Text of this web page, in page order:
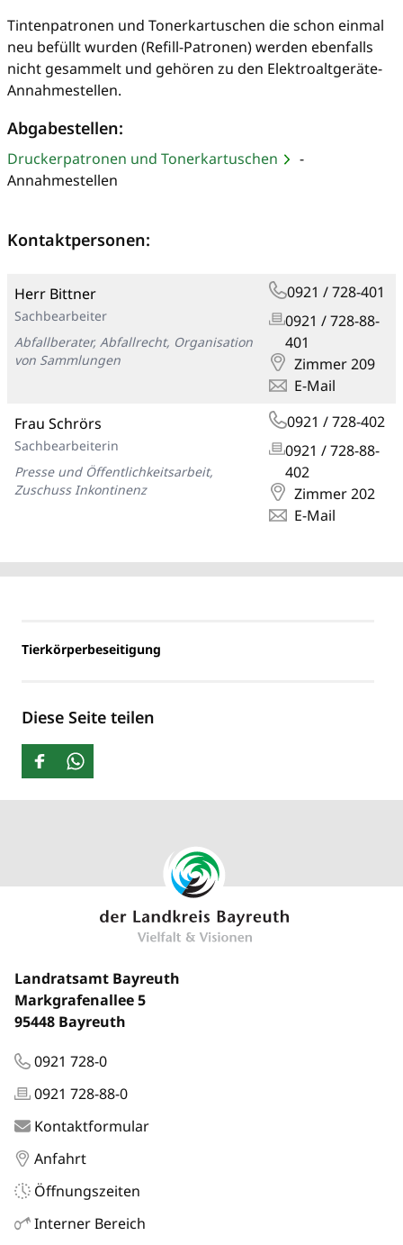
Tintenpatronen und Tonerkartuschen die schon einmal
neu befüllt wurden (Refill-Patronen) werden ebenfalls
nicht gesammelt und gehören zu den Elektroaltgeräte-
Annahmestellen.
Abgabestellen:
Druckerpatronen und Tonerkartuschen
-
Annahmestellen
Kontaktpersonen:
Herr Bittner
Sachbearbeiter
Abfallberater, Abfallrecht, Organisation
von Sammlungen
0921 / 728-401
0921 / 728-88-
401
Zimmer 209
E-Mail
Frau Schrörs
Sachbearbeiterin
Presse und Öffentlichkeitsarbeit,
Zuschuss Inkontinenz
0921 / 728-402
0921 / 728-88-
402
Zimmer 202
E-Mail
Tierkörperbeseitigung
Diese Seite teilen
Landratsamt Bayreuth
Markgrafenallee 5
95448 Bayreuth
0921 728-0
0921 728-88-0
Kontaktformular
Anfahrt
Öffnungszeiten
Interner Bereich